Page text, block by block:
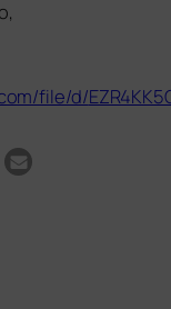
file/d/